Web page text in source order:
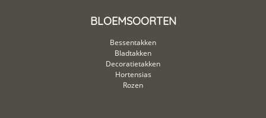
BLOEMSOORTEN
Bessentakken
Bladtakken
Decoratietakken
Hortensias
Rozen